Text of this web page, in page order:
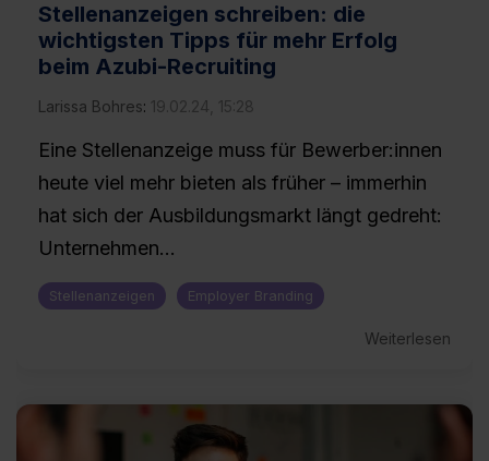
Stellenanzeigen schreiben: die
wichtigsten Tipps für mehr Erfolg
beim Azubi-Recruiting
Larissa Bohres: 19.02.24, 15:28
Eine Stellenanzeige muss für Bewerber:innen
heute viel mehr bieten als früher – immerhin
hat sich der Ausbildungsmarkt längt gedreht:
Unternehmen...
Stellenanzeigen Employer Branding
Weiterlesen